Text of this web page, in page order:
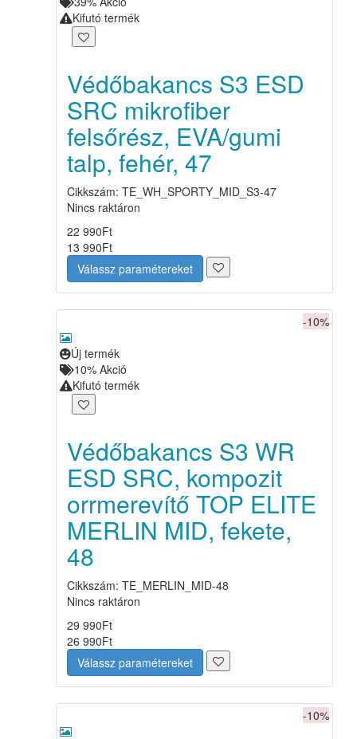
Kifutó termék
Védőbakancs S3 ESD
SRC mikrofiber
felsőrész, EVA/gumi
talp, fehér, 47
Cikkszám: TE_WH_SPORTY_MID_S3-47
Nincs raktáron
22 990Ft
13 990Ft
Válassz paramétereket
-10%
Új termék
10% Akció
Kifutó termék
Védőbakancs S3 WR
ESD SRC, kompozit
orrmerevítő TOP ELITE
MERLIN MID, fekete,
48
Cikkszám: TE_MERLIN_MID-48
Nincs raktáron
29 990Ft
26 990Ft
Válassz paramétereket
-10%